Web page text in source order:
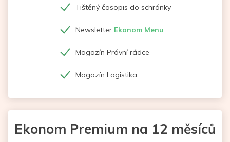
Tištěný časopis do schránky
Newsletter Ekonom Menu
Magazín Právní rádce
Magazín Logistika
Ekonom Premium na 12 měsíců